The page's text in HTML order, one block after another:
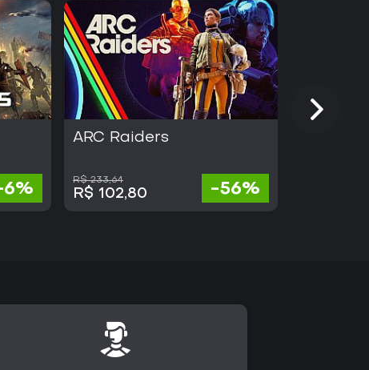
6%
ARC Raiders
R$ 233,64
R$ 102,80 -56%